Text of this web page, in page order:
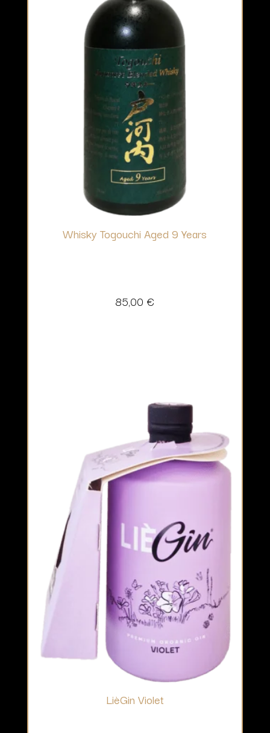
Whisky Togouchi Aged 9 Years
85,00 €
LièGin Violet